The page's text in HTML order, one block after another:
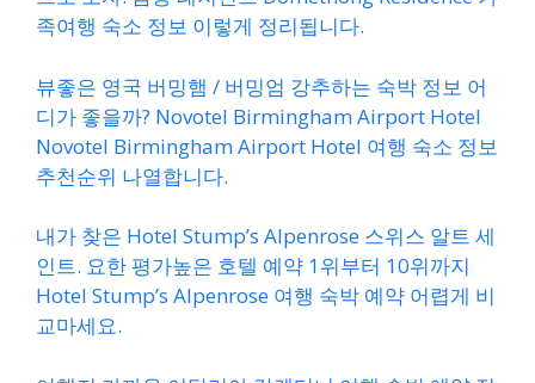
족여행 숙소 정보 이렇게 정리됩니다.
뷰좋은 영국 버밍햄 / 버밍엄 강추하는 숙박 정보 어
디가 좋을까? Novotel Birmingham Airport Hotel
Novotel Birmingham Airport Hotel 여행 숙소 정보
추천순위 나열합니다.
내가 찾은 Hotel Stump’s Alpenrose 스위스 알트 세
인트. 요한 평가높은 호텔 예약 1위부터 10위까지
Hotel Stump’s Alpenrose 여행 숙박 예약 어렵게 비
교마세요.